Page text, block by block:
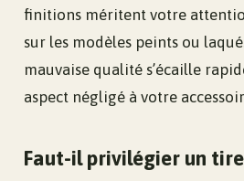
finitions méritent votre
sur les modèles peints ou
mauvaise qualité s’écaille
aspect négligé à votre
Faut-il privilégier un